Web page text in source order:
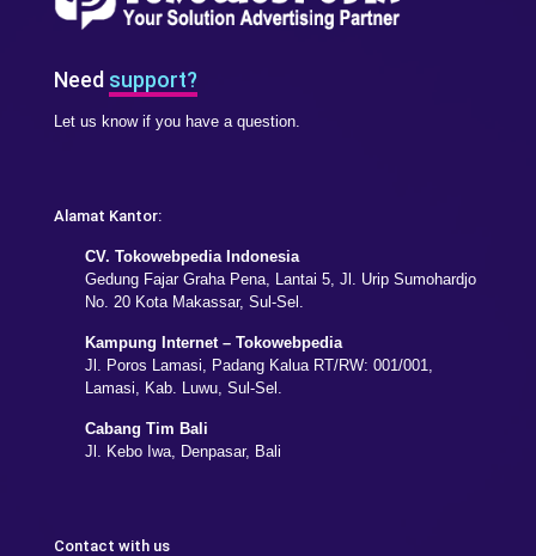
Need support?
Let us know if you have a question.
Alamat Kantor:
CV. Tokowebpedia Indonesia
Gedung Fajar Graha Pena, Lantai 5, Jl. Urip Sumohardjo
No. 20 Kota Makassar, Sul-Sel.
Kampung Internet – Tokowebpedia
Jl. Poros Lamasi, Padang Kalua RT/RW: 001/001,
Lamasi, Kab. Luwu, Sul-Sel.
Cabang Tim Bali
Jl. Kebo Iwa, Denpasar, Bali
Contact with us